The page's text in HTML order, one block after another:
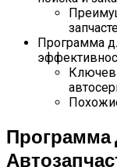
Программа
Программа